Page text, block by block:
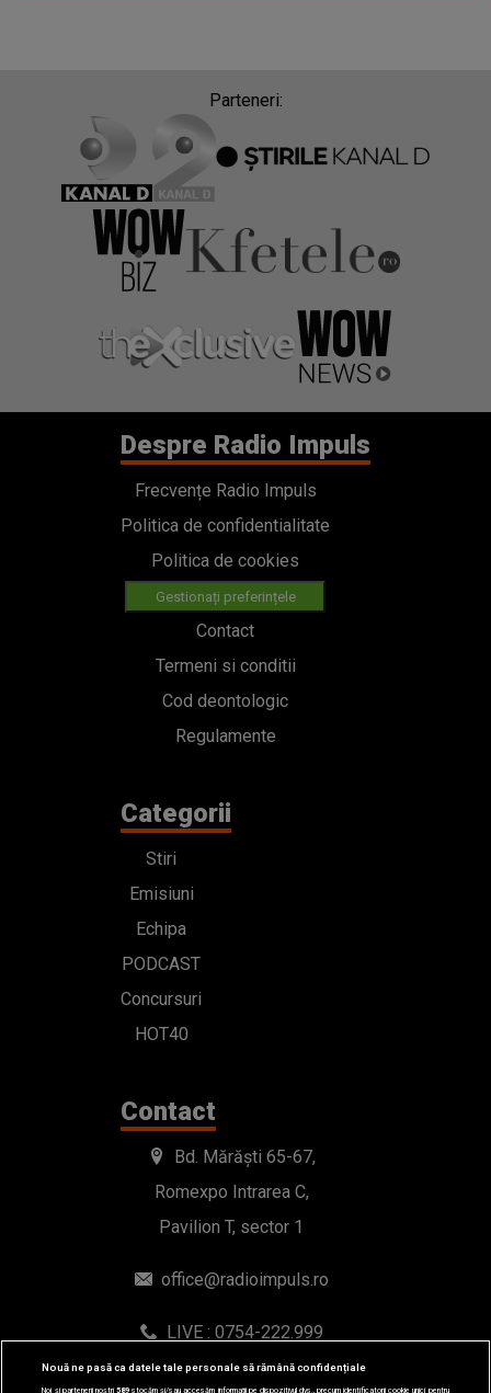
Parteneri:
Despre Radio Impuls
Frecvențe Radio Impuls
Politica de confidentialitate
Politica de cookies
Gestionați preferințele
Contact
Termeni si conditii
Cod deontologic
Regulamente
Categorii
Stiri
Emisiuni
Echipa
PODCAST
Concursuri
HOT40
Contact
Bd. Mărăști 65-67,
Romexpo Intrarea C,
Pavilion T, sector 1
office@radioimpuls.ro
LIVE : 0754-222.999
WhatsApp: 0754-222.999
Nouă ne pasă ca datele tale personale să rămână confidențiale
Noi și partenerii noștri589stocăm și/sau accesăm informații pe dispozitivul dvs., precum identificatorii cookie unici pentru